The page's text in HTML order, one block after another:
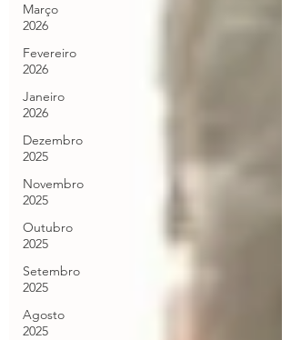
Março
2026
Fevereiro
2026
Janeiro
2026
Dezembro
2025
Novembro
2025
Outubro
2025
Setembro
2025
Agosto
2025